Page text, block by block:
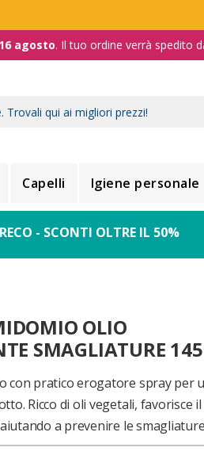
agosto. Il tuo ordine verrà spedito
Capelli Igiene personale
- SCONTI OLTRE IL 50%
OLIO
SMAGLIATURE
con pratico erogatore spray per
Ricco di oli vegetali, favorisce
a prevenire le